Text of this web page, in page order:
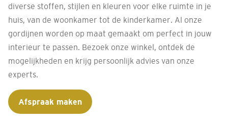
diverse stoffen, stijlen en kleuren voor elke ruimte in je
huis, van de woonkamer tot de kinderkamer. Al onze
gordijnen worden op maat gemaakt om perfect in jouw
interieur te passen. Bezoek onze winkel, ontdek de
mogelijkheden en krijg persoonlijk advies van onze
experts.
Afspraak maken